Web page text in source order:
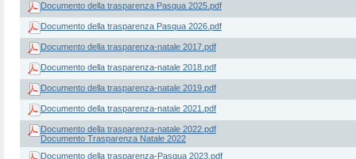
Documento della trasparenza Pasqua 2025.pdf
Documento della trasparenza Pasqua 2026.pdf
Documento della trasparenza-natale 2017.pdf
Documento della trasparenza-natale 2018.pdf
Documento della trasparenza-natale 2019.pdf
Documento della trasparenza-natale 2021.pdf
Documento della trasparenza-natale 2022.pdf
Documento Trasparenza Natale 2022
Documento della trasparenza-Pasqua 2023.pdf